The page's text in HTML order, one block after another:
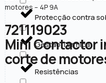
Protecção contra
Gestão Térmica
Resistências
721119023
Mini Contactor
corte de